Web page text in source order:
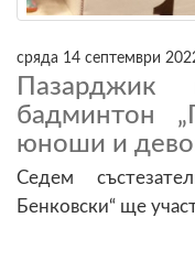
сряда 14 септември
бадминтон
юноши и
Седем
Бенковски“ ще